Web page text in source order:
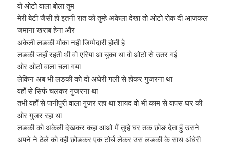
वो ओटो वाला बोला तुम
मेरी बेटी जैसी हो इतनी रात को तुम्हे अकेला देखा तो ओटो रोक दी आजकल
जमाना खराब हेना और
अकेली लङकी मौका नही जिम्मेदारी होती हे
लङकी जहाँ रहती थी वो एरिया आ चुका था वो ओटो से उतर गई
ओर ओटो वाला चला गया
लेकिन अब भी लङकी को दो अंधेरी गली से होकर गुजरना था
वहाँ से सिर्फ चलकर गुजरना था
तभी वहाँ से पानीपुरी वाला गुजर रहा था शायद वो भी काम से वापस घर की
ओर गुजर रहा था
लङकी को अकेली देखकर कहा आओ मेँ तुम्हे घर तक छोङ देता हुँ उसने
अपने ने ठेले को वही छोङकर एक टोर्च लेकर उस लङकी के साथ अंधेरी